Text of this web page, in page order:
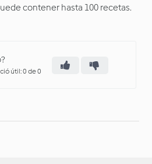
contener hasta 100 recetas.
útil: 0 de 0